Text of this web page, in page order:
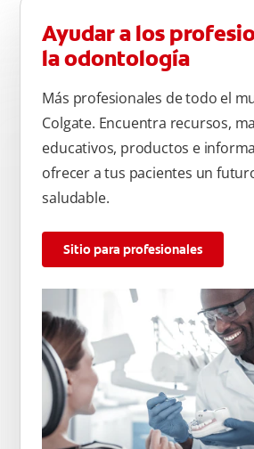
Ayudar a los
la odontología
Más profesionales de todo el
Colgate. Encuentra recursos,
educativos, productos e
ofrecer a tus pacientes un
saludable.
Sitio para profesionales